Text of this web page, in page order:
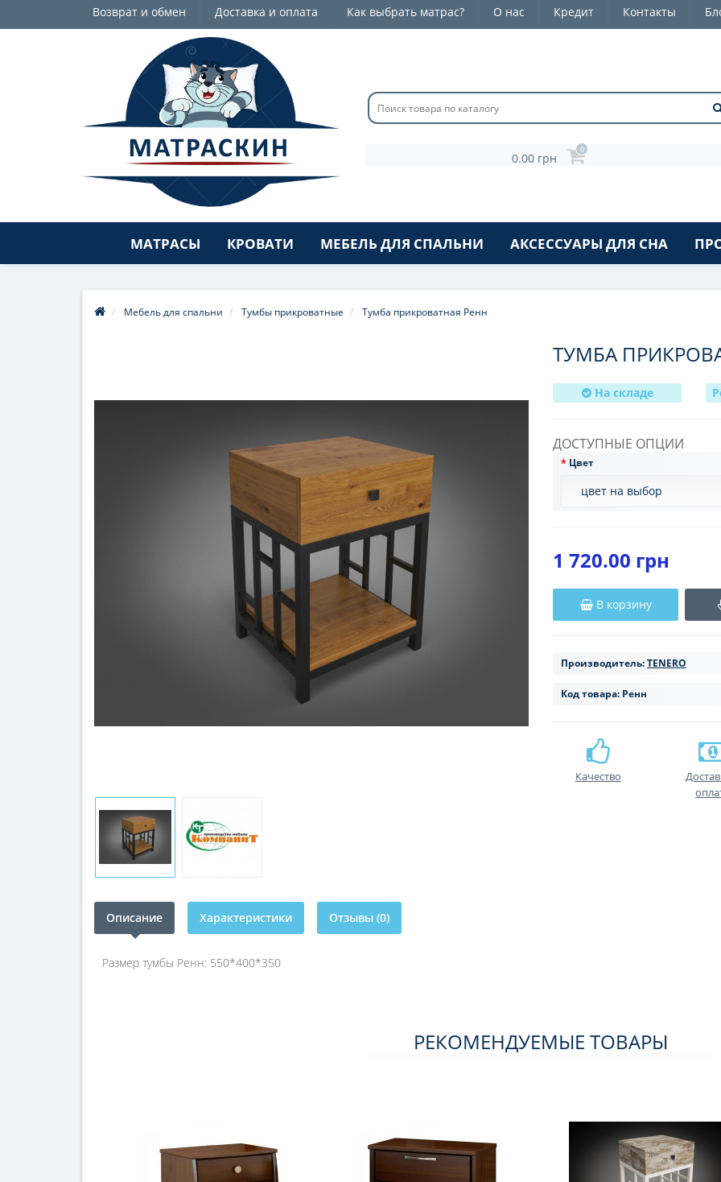
Возврат и обмен Доставка и оплата Как выбрать матрас? О нас Кредит Контакты
0.00 грн
0
МАТРАСЫ КРОВАТИ МЕБЕЛЬ ДЛЯ СПАЛЬНИ АКСЕССУАРЫ ДЛЯ СНА
Мебель для спальни Тумбы прикроватные Тумба прикроватная Ренн
ТУМБА
На складе
ДОСТУПНЫЕ ОПЦИИ
Цвет
1 720.00 грн
В корзину
Производитель:TENERO
Код товара: Ренн
Качество
Описание Характеристики Отзывы (0)
Размер тумбы Ренн: 550*400*350
РЕКОМЕНДУЕМЫЕ ТОВАРЫ